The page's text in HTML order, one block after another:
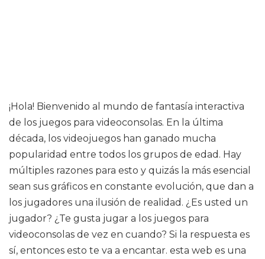
¡Hola! Bienvenido al mundo de fantasía interactiva
de los juegos para videoconsolas. En la última
década, los videojuegos han ganado mucha
popularidad entre todos los grupos de edad. Hay
múltiples razones para esto y quizás la más esencial
sean sus gráficos en constante evolución, que dan a
los jugadores una ilusión de realidad. ¿Es usted un
jugador? ¿Te gusta jugar a los juegos para
videoconsolas de vez en cuando? Si la respuesta es
sí, entonces esto te va a encantar. esta web es una